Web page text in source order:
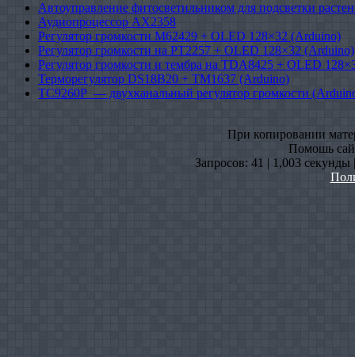
Автоуправление фитосветильником для подсветки
Аудиопроцессор AX2358
Регулятор громкости M62429 + OLED 128×32 (Arduino)
Регулятор громкости на PT2257 + OLED 128×32 (Arduino)
Регулятор громкости и тембра на TDA8425 + OLED
Терморегулятор DS18B20 + TM1637 (Arduino)
TC9260P — двухканальный регулятор громкости
При копировании
Помошь
Запросов: 41 | 1,003 секунды